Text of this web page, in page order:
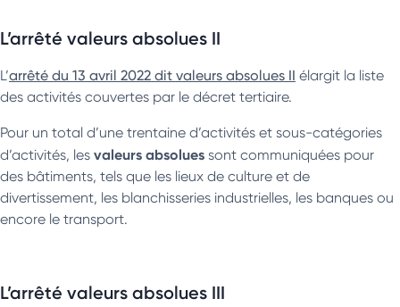
L’arrêté valeurs absolues II
L’arrêté du 13 avril 2022 dit valeurs absolues II élargit la liste
des activités couvertes par le décret tertiaire.
Pour un total d’une trentaine d’activités et sous-catégories
d’activités, les valeurs absolues sont communiquées pour
des bâtiments, tels que les lieux de culture et de
divertissement, les blanchisseries industrielles, les banques ou
encore le transport.
L’arrêté valeurs absolues III